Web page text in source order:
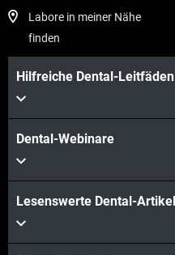
Labore in meiner Nähe
finden
Hilfreiche Dental-Leitfäden
Dental-Webinare
Lesenswerte Dental-Artikel